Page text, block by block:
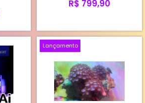
R$ 799,90
Lançamento